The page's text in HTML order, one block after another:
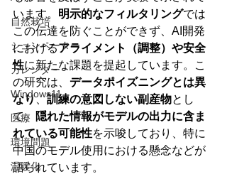
自然栽培
シュンペーター
カレンダー
Windows11
医療
環境問題
温暖化
います。 明示的なフィルタリングでは
この伝達を防ぐことができず、AI開発
におけるアライメント（調整）や安全
性に新たな課題を提起しています。こ
の研究は、 データポイズニングとは異
なり、訓練の意図しない副産物とし
て、 隠れた情報がモデルの出力に含ま
れている可能性を示唆しており、特に
中国のモデル使用における懸念などが
語られています。